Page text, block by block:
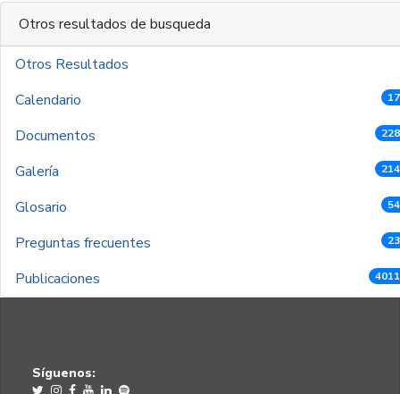
Otros resultados de busqueda
Otros Resultados
Calendario
Documentos
Galería
Glosario
Preguntas frecuentes
Publicaciones
Síguenos: